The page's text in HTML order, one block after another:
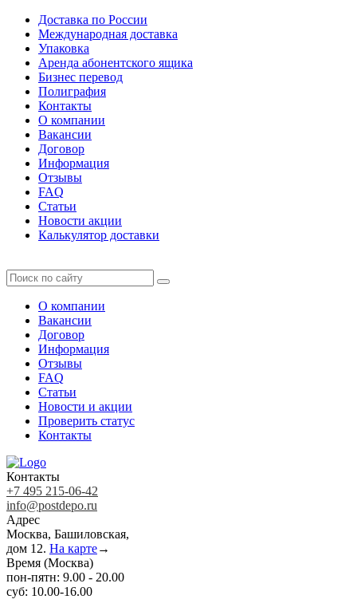
Доставка по России
Международная доставка
Упаковка
Аренда абонентского ящика
Бизнес перевод
Полиграфия
Контакты
О компании
Вакансии
Договор
Информация
Отзывы
FAQ
Статьи
Новости акции
Калькулятор доставки
О компании
Вакансии
Договор
Информация
Отзывы
FAQ
Статьи
Новости и акции
Проверить статус
Контакты
Контакты
+7 495 215-06-42
info@postdepo.ru
Адрес
Москва, Башиловская,
дом 12. На карте→
Время (Москва)
пон-пятн: 9.00 - 20.00
суб: 10.00-16.00